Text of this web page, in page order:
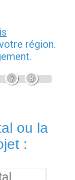
région.
7 8
ou la
: